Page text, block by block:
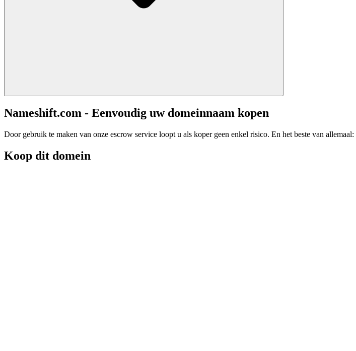
Nameshift.com - Eenvoudig uw domeinnaam kopen
Door gebruik te maken van onze escrow service loopt u als koper geen enkel risico. En het beste van
Koop dit domein